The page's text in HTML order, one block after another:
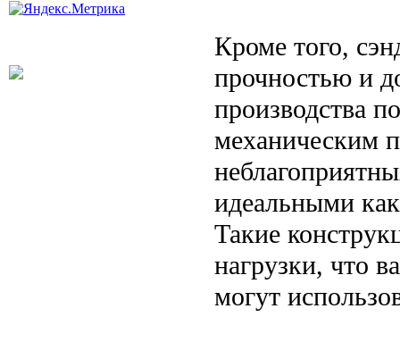
Кроме того,
прочностью и
производства
механическим
идеальными
Такие
нагрузки, что
могут